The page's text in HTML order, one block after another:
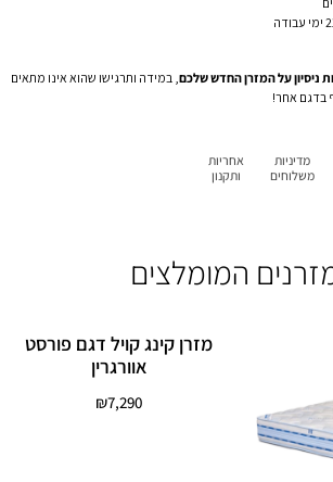
מדיניות
משלוחים
אחריות
ותקנון
, במידה ותרגישו שהוא אינו מתאים
בדגם אחר!
המומלצים
מזרן קינג קויל דגם פורסט
אוורגרין
₪7,290